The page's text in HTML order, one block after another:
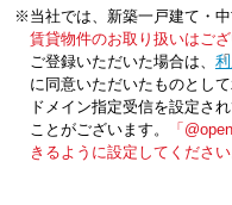
※当社では、新築一戸建て・中
賃貸物件のお取り扱いはご
ご登録いただいた場合は、「
に同意いただいたものとして
ドメイン指定受信を設定さ
ことがございます。
「
きるように設定してください